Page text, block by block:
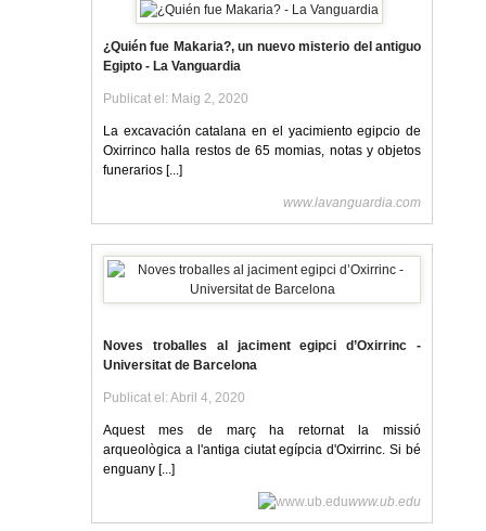
¿Quién fue Makaria?, un nuevo misterio del antiguo
Egipto - La Vanguardia
Publicat el: Maig 2, 2020
La excavación catalana en el yacimiento egipcio de
Oxirrinco halla restos de 65 momias, notas y objetos
funerarios [...]
www.lavanguardia.com
Noves troballes al jaciment egipci d’Oxirrinc -
Universitat de Barcelona
Publicat el: Abril 4, 2020
Aquest mes de març ha retornat la missió
arqueològica a l'antiga ciutat egípcia d'Oxirrinc. Si bé
enguany [...]
www.ub.edu